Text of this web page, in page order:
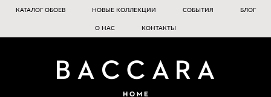
КАТАЛОГ ОБОЕВ НОВЫЕ КОЛЛЕКЦИИ СОБЫТИЯ БЛОГ
О НАС КОНТАКТЫ